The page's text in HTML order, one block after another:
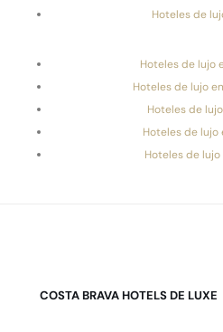
Hoteles de
Hoteles de lujo
Hoteles de lujo
Hoteles de
Hoteles de lujo
Hoteles de lujo
COSTA BRAVA HOTELS DE LUXE